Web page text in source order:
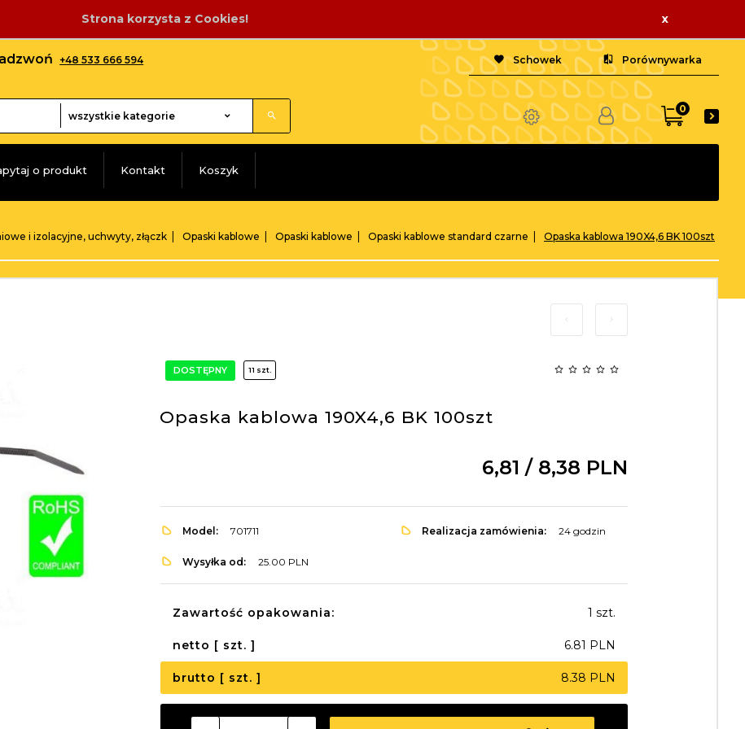
Strona korzysta z Cookies! x
+48 533 666 594
categories_searcher
wszystkie kategorie
Schowek Porównywarka
0
o produkt Kontakt Koszyk
i izolacyjne, uchwyty, złączk Opaski kablowe Opaski kablowe Opaski kablowe standard czarne Opaska kablowa 190X4,6 BK 100szt
DOSTĘPNY 11 szt.
Opaska kablowa 190X4,6 BK 100szt
6,81 / 8,38 PLN
Model: 701711 Realizacja zamówienia: 24 godzin
Wysyłka od: 25.00 PLN
Zawartość opakowania: 1 szt.
netto [ szt. ] 6.81 PLN
brutto [ szt. ] 8.38 PLN